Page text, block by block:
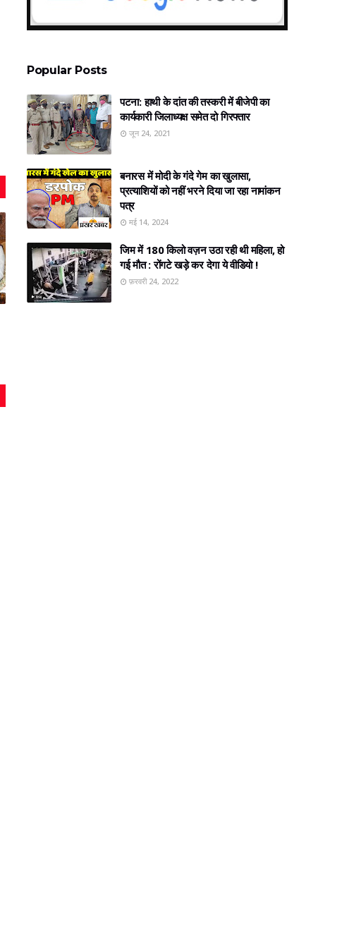
Popular Posts
पटना: हाथी के दांत की तस्करी में बीजेपी का
कार्यकारी जिलाध्यक्ष समेत दो गिरफ्तार
जून 24, 2021
बनारस में मोदी के गंदे गेम का खुलासा,
प्रत्‍याशियों को नहीं भरने दिया जा रहा नामांकन
पत्र
मई 14, 2024
जिम में 180 किलो वज़न उठा रही थी महिला, हो
गई मौत : रोंगटे खड़े कर देगा ये वीडियो !
फ़रवरी 24, 2022